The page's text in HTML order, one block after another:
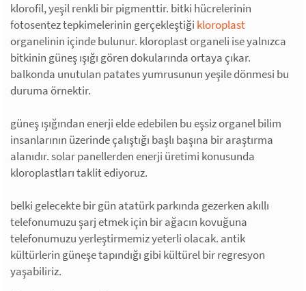
klorofil, yeşil renkli bir pigmenttir. bitki hücrelerinin
fotosentez tepkimelerinin gerçekleştiği kloroplast
organelinin içinde bulunur. kloroplast organeli ise yalnızca
bitkinin güneş ışığı gören dokularında ortaya çıkar.
balkonda unutulan patates yumrusunun yeşile dönmesi bu
duruma örnektir.
güneş ışığından enerji elde edebilen bu eşsiz organel bilim
insanlarının üzerinde çalıştığı başlı başına bir araştırma
alanıdır. solar panellerden enerji üretimi konusunda
kloroplastları taklit ediyoruz.
belki gelecekte bir gün atatürk parkında gezerken akıllı
telefonumuzu şarj etmek için bir ağacın kovuğuna
telefonumuzu yerleştirmemiz yeterli olacak. antik
kültürlerin güneşe tapındığı gibi kültürel bir regresyon
yaşabiliriz.